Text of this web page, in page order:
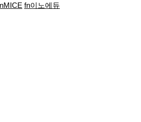
fn이노에듀